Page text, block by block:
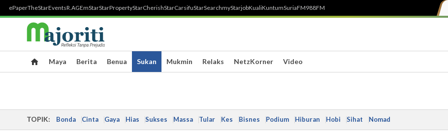
ePaperTheStarEventsR.AGEmStarStarPropertyStarCherishStarCarsifuStarSearchmyStarjobKualiKuntumSuriaFM988FM
Maya Berita Benua Sukan Mukmin Relaks NetzKorner Video
TOPIK: Bonda Cinta Gaya Hias Sukses Massa Tular Kes Bisnes Podium Hiburan Hobi Sihat Nomad